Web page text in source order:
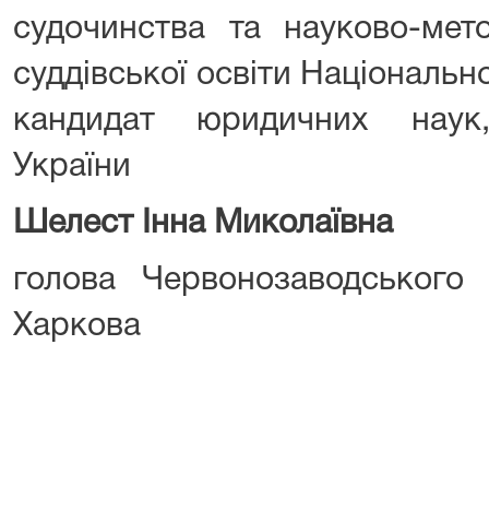
судочинства та науково-
суддівської освіти
кандидат юридичних
України
Шелест Інна Миколаївна
голова
Харкова